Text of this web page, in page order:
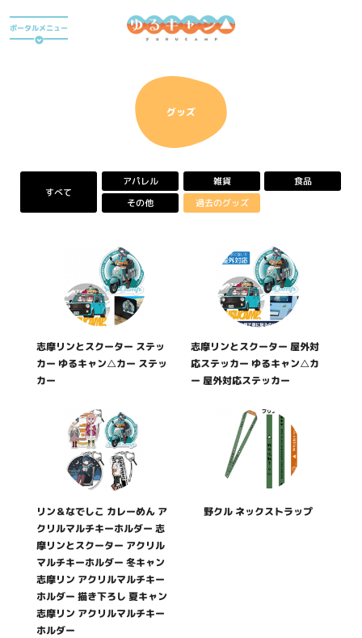
ア
ニ
キ
ポ
ー
タ
イ
ト
ポータルメニュー
グッズ
すべて
アパレル 雑貨 食品
その他 過去のグッズ
志摩リンとスクーター ステッ
カー ゆるキャン△カー ステッ
カー
志摩リンとスクーター 屋外対
応ステッカー ゆるキャン△カ
ー 屋外対応ステッカー
リン＆なでしこ カレーめん ア
クリルマルチキーホルダー 志
摩リンとスクーター アクリル
マルチキーホルダー 冬キャン
志摩リン アクリルマルチキー
ホルダー 描き下ろし 夏キャン
志摩リン アクリルマルチキー
ホルダー
野クル ネックストラップ